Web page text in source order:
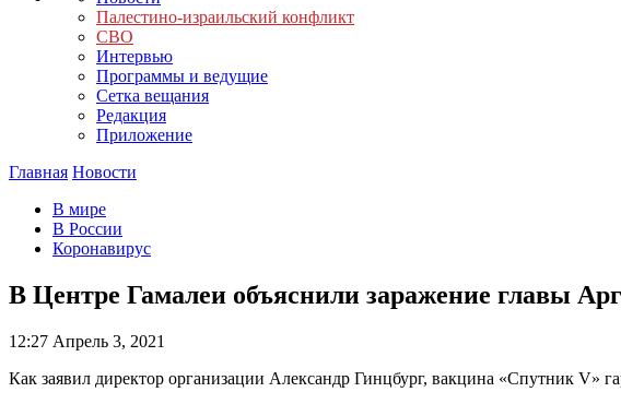
Палестино-израильский конфликт
СВО
Интервью
Программы и ведущие
Сетка вещания
Редакция
Приложение
Главная Новости
В мире
В России
Коронавирус
В Центре Гамалеи объяснили заражение главы
12:27 Апрель 3, 2021
Как заявил директор организации Александр Гинцбург, вакцина «Спутник V»